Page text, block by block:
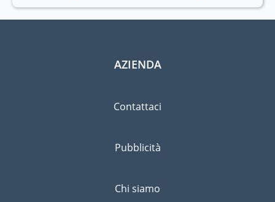
AZIENDA
Contattaci
Pubblicità
Chi siamo